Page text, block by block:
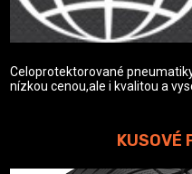
Celoprotektorované
nízkou cenou,ale i kvalitou a
KUSOVÉ